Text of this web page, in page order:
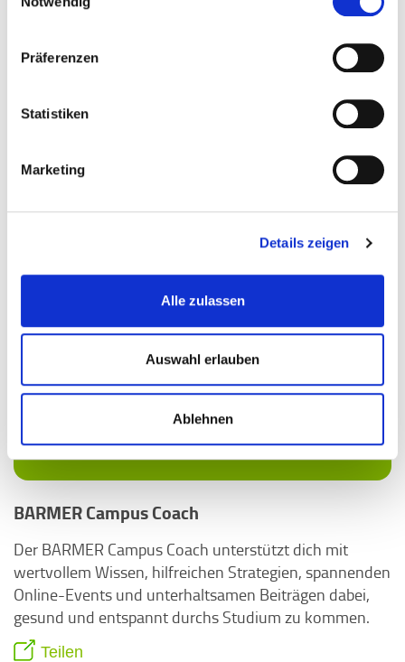
Präferenzen
Statistiken
Marketing
Details zeigen
Alle zulassen
Auswahl erlauben
Ablehnen
wie sie dein Leben verbessern wird.
BARMER Campus Coach
Der BARMER Campus Coach unterstützt dich mit
wertvollem Wissen, hilfreichen Strategien, spannenden
Online-Events und unterhaltsamen Beiträgen dabei,
gesund und entspannt durchs Studium zu kommen.
Teilen